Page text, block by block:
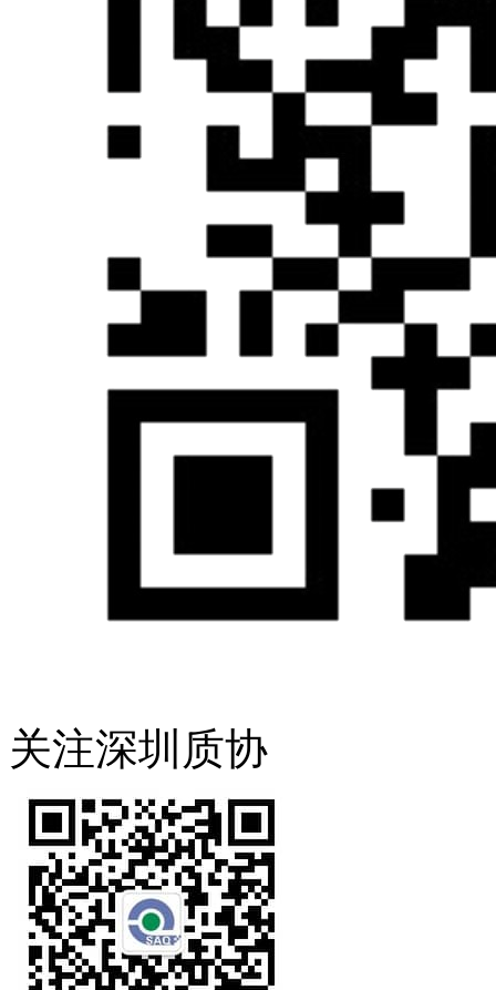
关注深圳质协